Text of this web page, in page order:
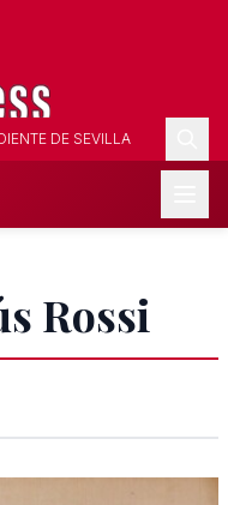
DE SEVILLA
Rossi